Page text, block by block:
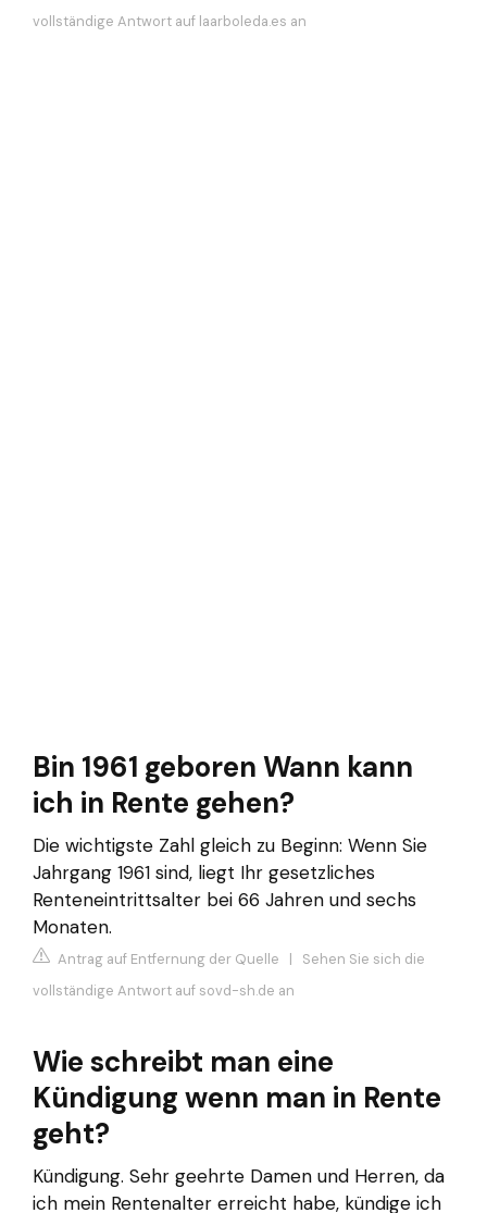
vollständige Antwort auf laarboleda.es an
Bin 1961 geboren Wann kann
ich in Rente gehen?
Die wichtigste Zahl gleich zu Beginn: Wenn Sie
Jahrgang 1961 sind, liegt Ihr gesetzliches
Renteneintrittsalter bei 66 Jahren und sechs
Monaten.
Antrag auf Entfernung der Quelle | Sehen Sie sich die
vollständige Antwort auf sovd-sh.de an
Wie schreibt man eine
Kündigung wenn man in Rente
geht?
Kündigung. Sehr geehrte Damen und Herren, da
ich mein Rentenalter erreicht habe, kündige ich